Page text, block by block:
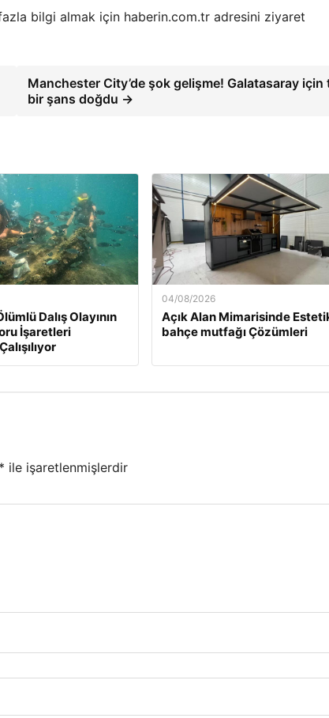
bilgi almak için haberin.com.tr adresini ziyaret
Manchester City’de şok gelişme! Galatasaray için
bir şans doğdu →
Dalış Olayının
İşaretleri
04/08/2026
Açık Alan Mimarisinde
bahçe mutfağı Çözümleri
* ile işaretlenmişlerdir